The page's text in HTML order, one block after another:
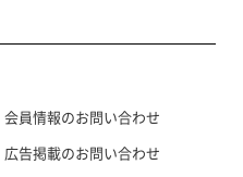
会員情報のお問い合わせ
広告掲載のお問い合わせ